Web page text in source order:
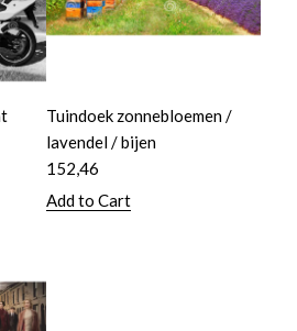
Tuindoek zonnebloemen /
lavendel / bijen
152,46
Add to Cart